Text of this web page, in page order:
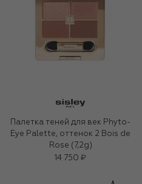
Палетка теней для век Phyto-
Eye Palette, оттенок 2 Bois de
Rose (7,2g)
14 750 ₽